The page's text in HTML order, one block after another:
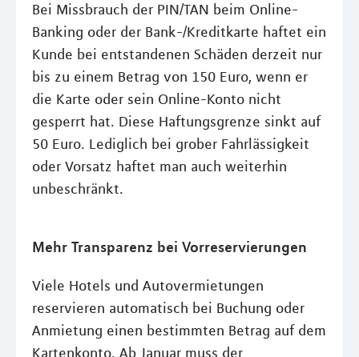
Bei Missbrauch der PIN/TAN beim Online-
Banking oder der Bank-/Kreditkarte haftet ein
Kunde bei entstandenen Schäden derzeit nur
bis zu einem Betrag von 150 Euro, wenn er
die Karte oder sein Online-Konto nicht
gesperrt hat. Diese Haftungsgrenze sinkt auf
50 Euro. Lediglich bei grober Fahrlässigkeit
oder Vorsatz haftet man auch weiterhin
unbeschränkt.
Mehr Transparenz bei Vorreservierungen
Viele Hotels und Autovermietungen
reservieren automatisch bei Buchung oder
Anmietung einen bestimmten Betrag auf dem
Kartenkonto. Ab Januar muss der